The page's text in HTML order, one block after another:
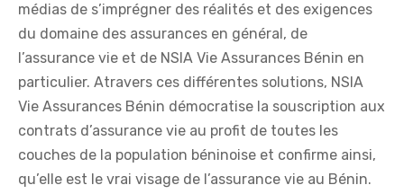
médias de s’imprégner des réalités et des exigences
du domaine des assurances en général, de
l’assurance vie et de NSIA Vie Assurances Bénin en
particulier. Atravers ces différentes solutions, NSIA
Vie Assurances Bénin démocratise la souscription aux
contrats d’assurance vie au profit de toutes les
couches de la population béninoise et confirme ainsi,
qu’elle est le vrai visage de l’assurance vie au Bénin.